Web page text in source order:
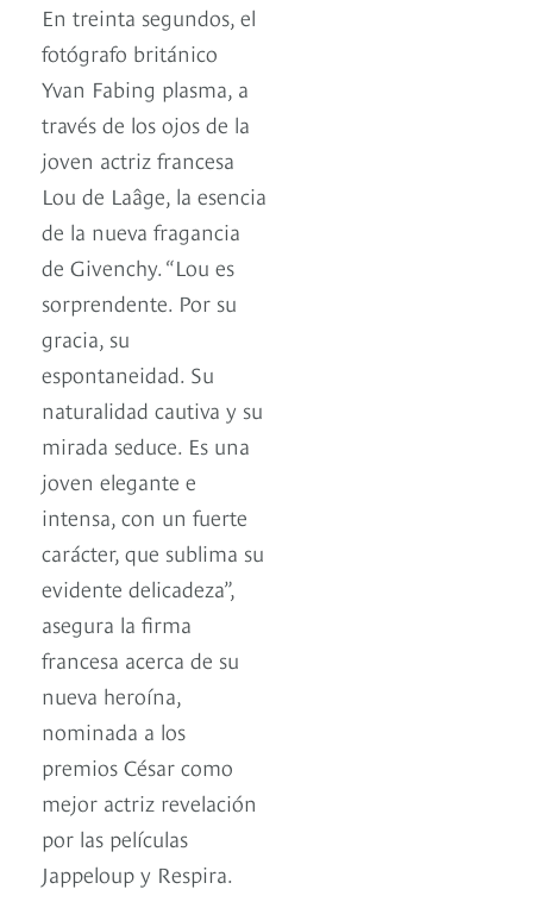
En treinta segundos, el
fotógrafo británico
Yvan Fabing plasma, a
través de los ojos de la
joven actriz francesa
Lou de Laâge, la esencia
de la nueva fragancia
de Givenchy. “Lou es
sorprendente. Por su
gracia, su
espontaneidad. Su
naturalidad cautiva y su
mirada seduce. Es una
joven elegante e
intensa, con un fuerte
carácter, que sublima su
evidente delicadeza”,
asegura la firma
francesa acerca de su
nueva heroína,
nominada a los
premios César como
mejor actriz revelación
por las películas
Jappeloup y Respira.